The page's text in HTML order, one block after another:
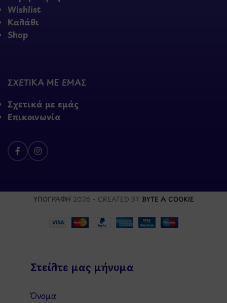
Wishlist
Καλάθι
Shop
ΣΧΕΤΙΚΑ ΜΕ ΕΜΑΣ
Σχετικά με εμάς
Επικοινωνία
ΥΠΟΓΡΑΦΗ 2026 - CREATED BY BYTE A COOKIE
Στείλτε μας μήνυμα
Όνομα